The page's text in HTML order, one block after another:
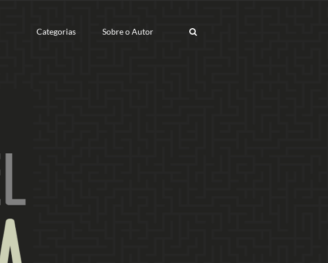
Categorias Sobre o Autor